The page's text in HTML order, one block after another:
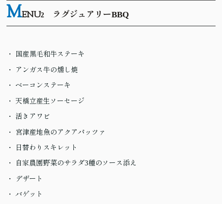
MENU2 ラグジュアリーBBQ
国産黒毛和牛ステーキ
アンガス牛の燻し焼
ベーコンステーキ
天橋立産生ソーセージ
活きアワビ
宮津産地魚のアクアパッツァ
日替わりスキレット
自家農園野菜のサラダ3種のソース添え
デザート
バゲット